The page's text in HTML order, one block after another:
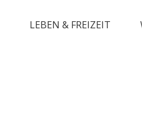
LEBEN & FREIZEIT